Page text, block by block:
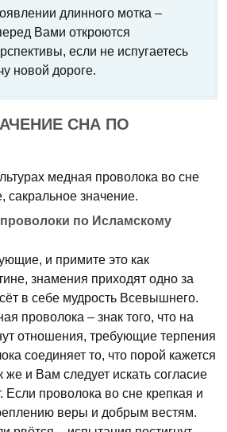
длинного мотка –
Вами откроются
если не испугаетесь
новой дороге.
СНА ПО
медная проволока во сне
сакральное значение.
по Исламскому
и примите это как
знамения приходят одно за
в себе мудрость Всевышнего.
проволока – знак того, что на
отношения, требующие терпения
соединяет то, что порой кажется
и Вам следует искать согласие
Если проволока во сне крепкая и
веры и добрым вестям.